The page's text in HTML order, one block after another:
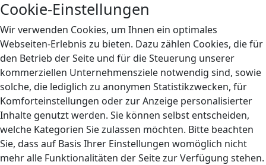
Cookie-Einstellungen
Wir verwenden Cookies, um Ihnen ein optimales
Webseiten-Erlebnis zu bieten. Dazu zählen Cookies, die für
den Betrieb der Seite und für die Steuerung unserer
kommerziellen Unternehmensziele notwendig sind, sowie
solche, die lediglich zu anonymen Statistikzwecken, für
Komforteinstellungen oder zur Anzeige personalisierter
Inhalte genutzt werden. Sie können selbst entscheiden,
welche Kategorien Sie zulassen möchten. Bitte beachten
Sie, dass auf Basis Ihrer Einstellungen womöglich nicht
mehr alle Funktionalitäten der Seite zur Verfügung stehen.